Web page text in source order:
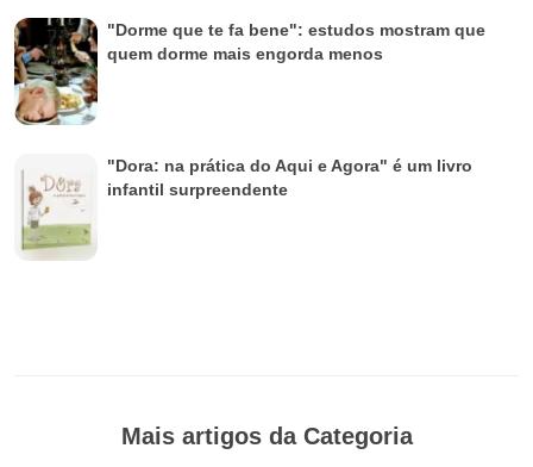
"Dorme que te fa bene": estudos mostram que
quem dorme mais engorda menos
"Dora: na prática do Aqui e Agora" é um livro
infantil surpreendente
Mais artigos da Categoria